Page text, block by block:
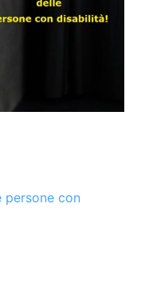
persone con